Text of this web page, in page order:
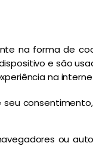
na forma de
e são
na
ou